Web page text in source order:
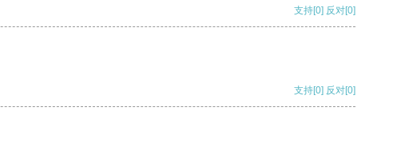
支持[0] 反对[0]
支持[0] 反对[0]